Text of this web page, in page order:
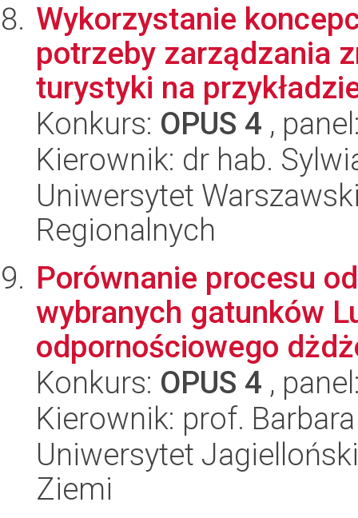
Wykorzystanie
potrzeby zarządzania
turystyki na
Konkurs: OPUS 4 ,
Kierownik: dr hab.
Uniwersytet
Regionalnych
Porównanie procesu
wybranych gatunków
odpornościowego
Konkurs: OPUS 4 ,
Kierownik: prof.
Uniwersytet
Ziemi